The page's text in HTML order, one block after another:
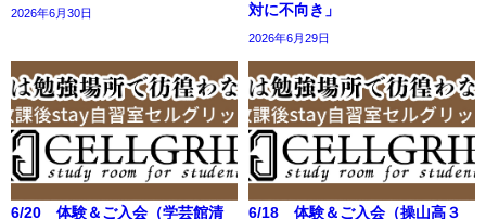
2026年6月30日
対に不向き」
2026年6月29日
6/20 体験＆ご入会（学芸館清 6/18 体験＆ご入会（操山高３